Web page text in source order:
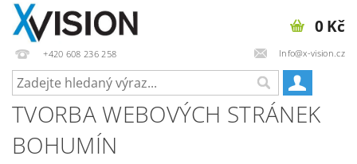
+420 608 236 258 Info@x-vision.cz
0 Kč
TVORBA WEBOVÝCH STRÁNEK
BOHUMÍN